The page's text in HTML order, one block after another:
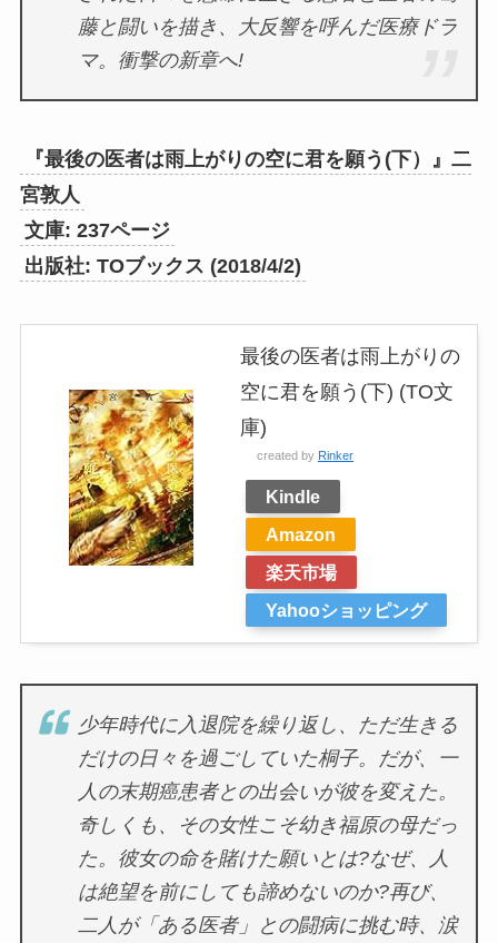
藤と闘いを描き、大反響を呼んだ医療ドラ
マ。衝撃の新章へ!
『最後の医者は雨上がりの空に君を願う(下）』二
宮敦人
文庫: 237ページ
出版社: TOブックス (2018/4/2)
最後の医者は雨上がりの
空に君を願う(下) (TO文
庫)
created by Rinker
Kindle
Amazon
楽天市場
Yahooショッピング
少年時代に入退院を繰り返し、ただ生きる
だけの日々を過ごしていた桐子。だが、一
人の末期癌患者との出会いが彼を変えた。
奇しくも、その女性こそ幼き福原の母だっ
た。彼女の命を賭けた願いとは?なぜ、人
は絶望を前にしても諦めないのか?再び、
二人が「ある医者」との闘病に挑む時、涙